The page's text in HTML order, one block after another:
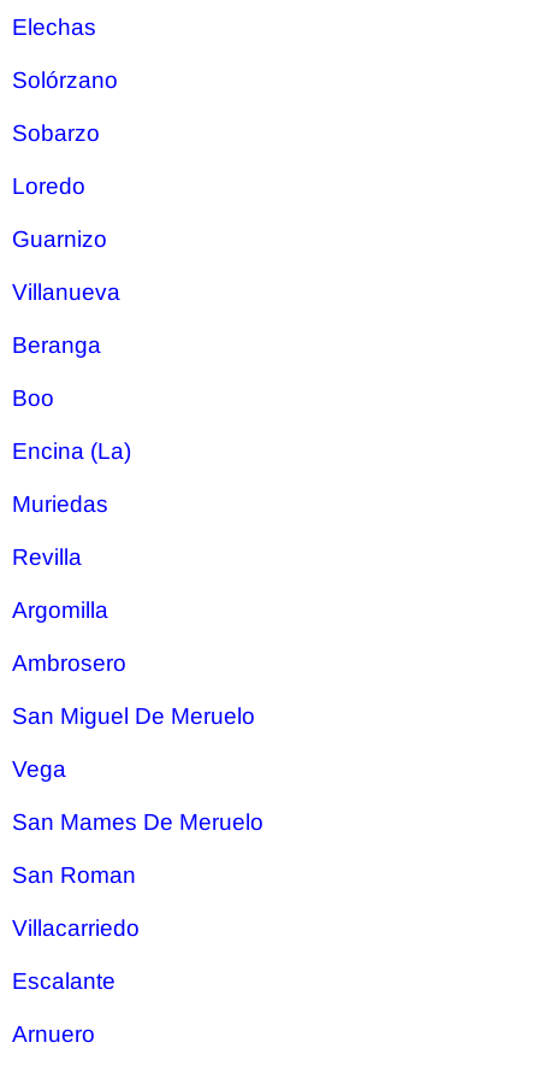
Elechas
Solórzano
Sobarzo
Loredo
Guarnizo
Villanueva
Beranga
Boo
Encina (La)
Muriedas
Revilla
Argomilla
Ambrosero
San Miguel De Meruelo
Vega
San Mames De Meruelo
San Roman
Villacarriedo
Escalante
Arnuero